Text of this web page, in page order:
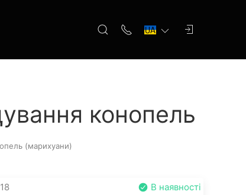
конопель
(марихуани)
В наявності